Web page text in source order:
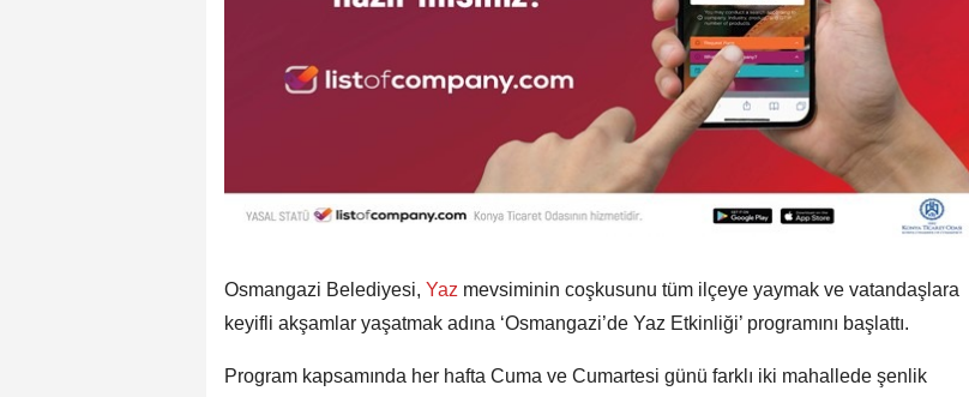
Osmangazi Belediyesi, Yaz mevsiminin coşkusunu tüm ilçeye yaymak ve vatandaşlara
keyifli akşamlar yaşatmak adına ‘Osmangazi’de Yaz Etkinliği’ programını başlattı.
Program kapsamında her hafta Cuma ve Cumartesi günü farklı iki mahallede şenlik